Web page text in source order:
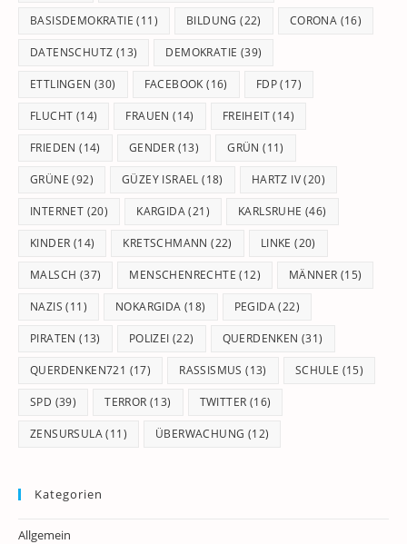
BASISDEMOKRATIE (11) BILDUNG (22) CORONA (16)
DATENSCHUTZ (13) DEMOKRATIE (39)
ETTLINGEN (30) FACEBOOK (16) FDP(17)
FLUCHT (14) FRAUEN (14) FREIHEIT(14)
FRIEDEN (14) GENDER (13) GRÜN (11)
GRÜNE (92) GÜZEY ISRAEL (18) HARTZ IV(20)
INTERNET (20) KARGIDA(21) KARLSRUHE (46)
KINDER (14) KRETSCHMANN (22) LINKE (20)
MALSCH (37) MENSCHENRECHTE (12) MÄNNER (15)
NAZIS (11) NOKARGIDA (18) PEGIDA(22)
PIRATEN (13) POLIZEI (22) QUERDENKEN (31)
QUERDENKEN721 (17) RASSISMUS (13) SCHULE (15)
SPD (39) TERROR (13) TWITTER (16)
ZENSURSULA(11) ÜBERWACHUNG (12)
Kategorien
Allgemein